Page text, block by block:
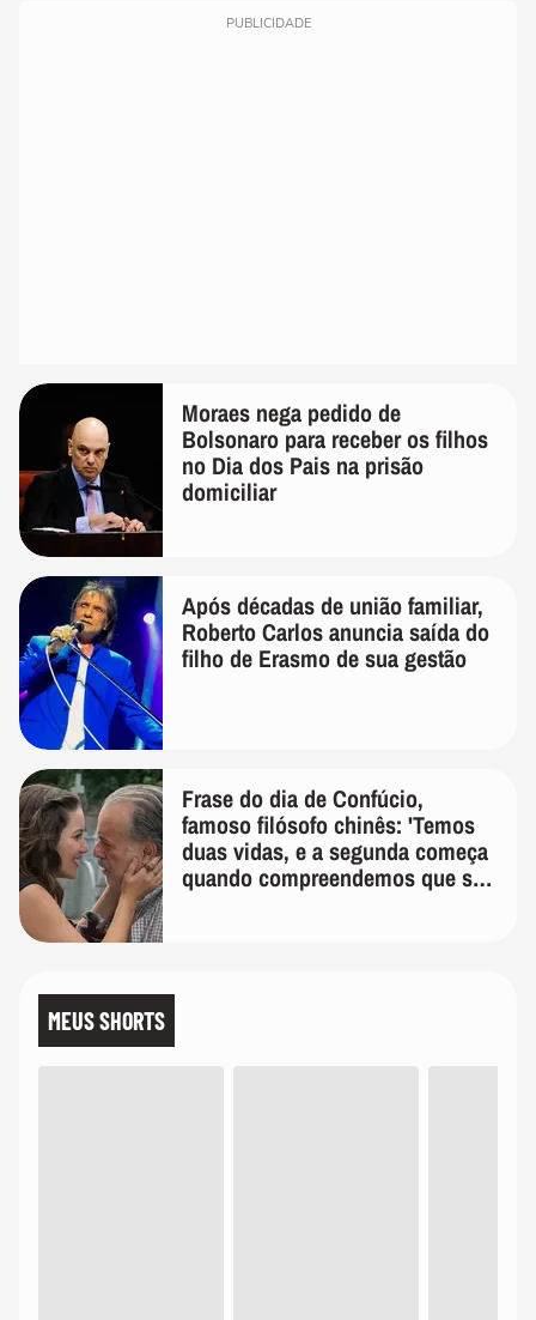
PUBLICIDADE
Moraes nega pedido de
Bolsonaro para receber os filhos
no Dia dos Pais na prisão
domiciliar
Após décadas de união familiar,
Roberto Carlos anuncia saída do
filho de Erasmo de sua gestão
Frase do dia de Confúcio,
famoso filósofo chinês: 'Temos
duas vidas, e a segunda começa
quando compreendemos que só
MEUS SHORTS